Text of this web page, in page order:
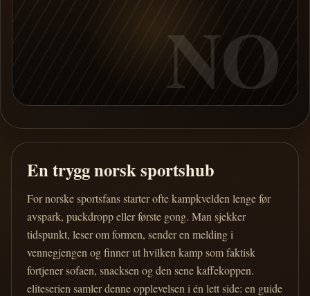
NO
En trygg norsk sportshub
For norske sportsfans starter ofte kampkvelden lenge før
avspark, puckdropp eller første gong. Man sjekker
tidspunkt, leser om formen, sender en melding i
vennegjengen og finner ut hvilken kamp som faktisk
fortjener sofaen, snacksen og den sene kaffekoppen.
eliteserien samler denne opplevelsen i én lett side: en guide